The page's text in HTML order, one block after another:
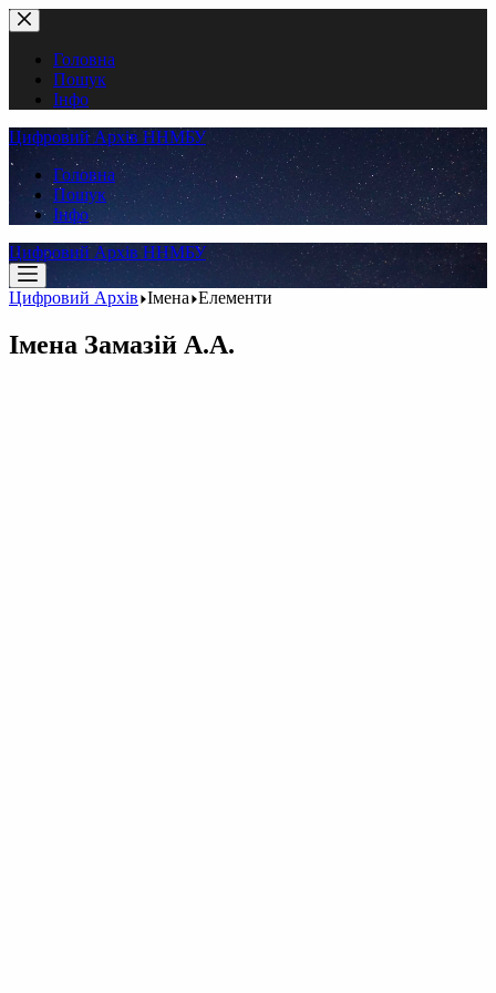
Перейти
до
вмістуГоловна
Пошук
Інфо
Цифровий Архів ННМБУ
Головна
Пошук
Інфо
Цифровий Архів ННМБУ
Цифровий Архів Імена Елементи
Імена Замазій А.А.